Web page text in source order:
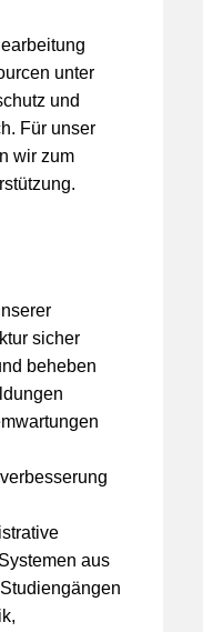
unter
und
Für unser
wir zum
sicher
beheben
aus